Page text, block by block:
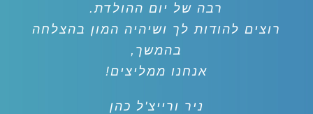
רבה של יום ההולדת.
רוצים להודות לך ושיהיה המון בהצלחה
בהמשך,
אנחנו ממליצים!
ניר ורייצ'ל כהן